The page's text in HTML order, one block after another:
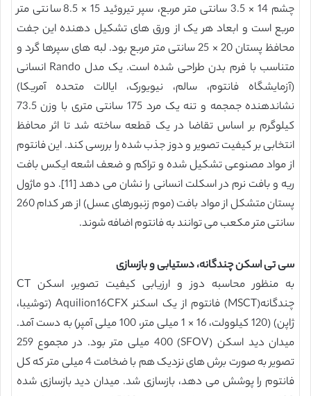
چشم 14 × 3.5 سانتی متر مربع، سپر تیروئید 15 × 8.5 سانتی متر
مربع است و ابعاد هر یک از ورق های تشکیل دهنده این جفت
محافظ پستان 20 × 25 سانتی متر مربع بود. لبه های سپرها گرد و
متناسب با فرم بدن طراحی شده است. یک مدل Rando انسانی
(آزمایشگاه فانتوم، سالم، نیویورک، ایالات متحده آمریکا)
نشاندهنده جمجمه و تنه یک مرد 175 سانتی متری با وزن 73.5
کیلوگرم بر اساس تقاضا در یک قطعه ساخته شد تا اثر محافظ
انتخابی بر کیفیت تصویر و دوز جذب شده را بررسی کند. این فانتوم
از مواد مصنوعی تشکیل شده و تراکم و ضعف اشعه ایکس بافت
ریه و بافت نرم در اسکلت انسانی را نشان می دهد [11]. دو ماژول
پستان متشکل از مواد بافت (موم زنبورهای عسل) از هر کدام 260
سانتی متر مکعب می توانند به فانتوم اضافه شوند.
سی تی اسکن چندگانه، دستیابی و بازسازی
به منظور محاسبه دوز و ارزیابی کیفیت تصویر، اسکن CT
چندگانه(MSCT) فانتوم از یک اسکنر Aquilion16CFX (توشیبا،
ژاپن) (120 کیلوولت، 16 × 1 میلی متر، 100 میلی آمپر) به دست آمد.
میدان دید اسکن (SFOV) 400 میلی متر بود. در مجموع 259
تصویر به صورت برش های نزدیک هم با ضخامت 4 میلی متر که کل
فانتوم را پوشش می دهد، بازسازی شد. میدان دید بازسازی شده